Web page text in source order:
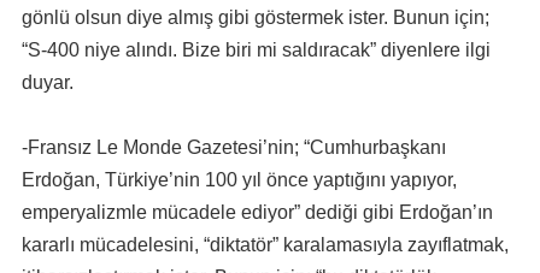
gönlü olsun diye almış gibi göstermek ister. Bunun için;
“S-400 niye alındı. Bize biri mi saldıracak” diyenlere ilgi
duyar.
-Fransız Le Monde Gazetesi’nin; “Cumhurbaşkanı
Erdoğan, Türkiye’nin 100 yıl önce yaptığını yapıyor,
emperyalizmle mücadele ediyor” dediği gibi Erdoğan’ın
kararlı mücadelesini, “diktatör” karalamasıyla zayıflatmak,